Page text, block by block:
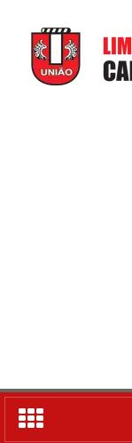
Alternar
navegação